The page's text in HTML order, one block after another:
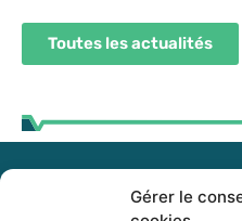
Gérer le
Toutes les actualités
255, boul.